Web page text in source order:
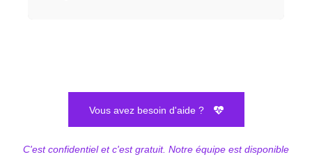
Vous avez besoin d'aide ?
C'est confidentiel et c'est gratuit. Notre équipe est disponible